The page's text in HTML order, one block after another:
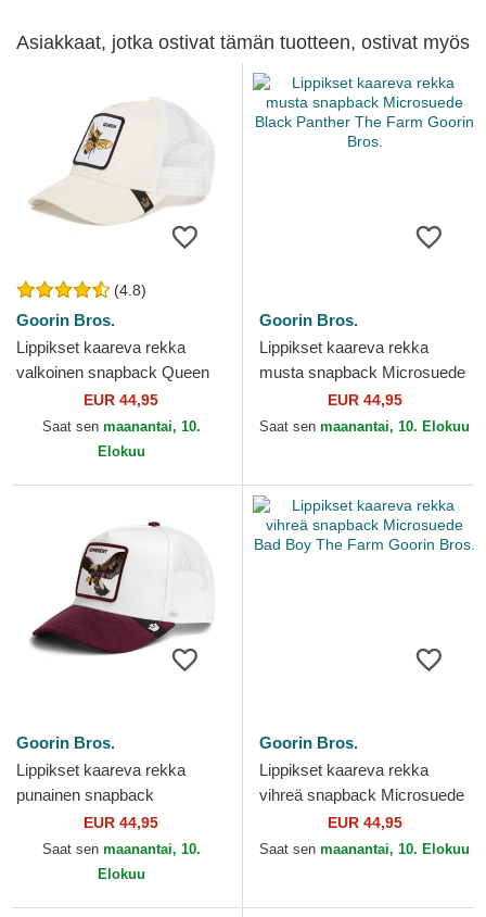
Asiakkaat, jotka ostivat tämän tuotteen, ostivat myös
(4.8)
Goorin Bros.
Lippikset kaareva rekka
valkoinen snapback Queen
Bee The Farm Goorin Bros.
EUR 44,95
Saat sen maanantai, 10.
Elokuu
Goorin Bros.
Lippikset kaareva rekka
musta snapback Microsuede
Black Panther The Farm
Goorin Bros.
EUR 44,95
Saat sen maanantai, 10. Elokuu
Goorin Bros.
Lippikset kaareva rekka
punainen snapback
Represent Microsuede Eagle
The Farm Goorin Bros.
EUR 44,95
Saat sen maanantai, 10.
Elokuu
Goorin Bros.
Lippikset kaareva rekka
vihreä snapback Microsuede
Bad Boy The Farm Goorin
Bros.
EUR 44,95
Saat sen maanantai, 10. Elokuu